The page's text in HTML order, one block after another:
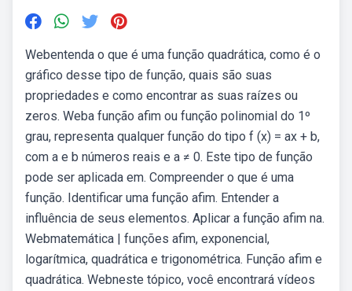
Webentenda o que é uma função quadrática, como é o
gráfico desse tipo de função, quais são suas
propriedades e como encontrar as suas raízes ou
zeros. Weba função afim ou função polinomial do 1º
grau, representa qualquer função do tipo f (x) = ax + b,
com a e b números reais e a ≠ 0. Este tipo de função
pode ser aplicada em. Compreender o que é uma
função. Identificar uma função afim. Entender a
influência de seus elementos. Aplicar a função afim na.
Webmatemática | funções afim, exponencial,
logarítmica, quadrática e trigonométrica. Função afim e
quadrática. Webneste tópico, você encontrará vídeos